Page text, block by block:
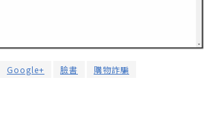
Google+ 臉書 購物詐騙